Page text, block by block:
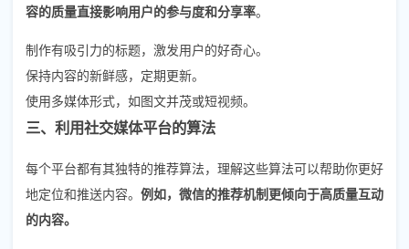
容的质量直接影响用户的参与度和分享率。
制作有吸引力的标题，激发用户的好奇心。
保持内容的新鲜感，定期更新。
使用多媒体形式，如图文并茂或短视频。
三、利用社交媒体平台的算法
每个平台都有其独特的推荐算法，理解这些算法可以帮助你更好
地定位和推送内容。 例如，微信的推荐机制更倾向于高质量互动
的内容。